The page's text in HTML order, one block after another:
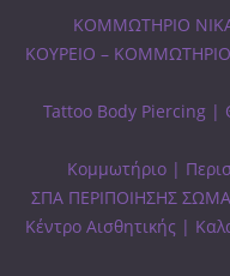
ΚΟΜΜΩΤΗΡΙΟ
ΚΟΥΡΕΙΟ –
Tattoo Body Piercing |
Κομμωτήριο |
ΣΠΑ ΠΕΡΙΠΟΙΗΣΗΣ
Κέντρο Αισθητικής |